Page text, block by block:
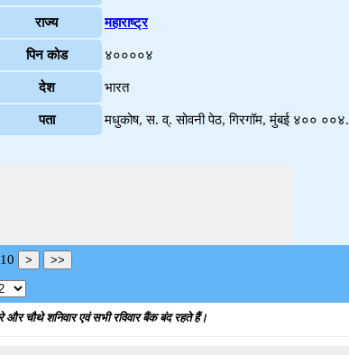
राज्य महाराष्ट्र
पिन कोड ४००००४
देश भारत
पता मधुकोष, स. व्. सोवनी पेठ, गिरगॉम, मुंबई ४०० ००४.
10
चौथे शनिवार एवं सभी रविवार बैंक बंद रहते हैं।